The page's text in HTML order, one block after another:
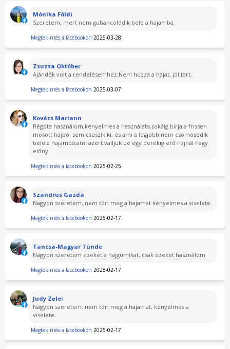
Mónika Földi
Szeretem, mert nem gubancolódik bele a hajamba.
Megtekintés a facebookon 2025-03-28
Zsuzsa Október
Ajándék volt a rendelésemhez.Nem húzza a hajat, jól tart.
Megtekintés a facebookon 2025-03-07
Kovács Mariann
Régóta használom,kényelmes a használata,sokáig bírja,a frissen
mosott hajból sem csúszik ki, és ami a legjobb,nem csomósodik
bele a hajamba,ami azért valljuk be egy derékig erő hajnál nagy
előny
Megtekintés a facebookon 2025-02-25
Szandrus Gazda
Nagyon szeretem, nem töri meg a hajamat kényelmes a viselete.
Megtekintés a facebookon 2025-02-17
Tancsa-Magyar Tünde
Nagyon szeretem ezeket a hajgumikat, csak ezeket használom
Megtekintés a facebookon 2025-02-17
Judy Zelei
Nagyon szeretem, nem töri meg a hajamat, kényelmes a
viselete.
Megtekintés a facebookon 2025-02-17